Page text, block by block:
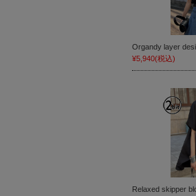
Organdy layer
¥5,940(税込)
Relaxed skipper